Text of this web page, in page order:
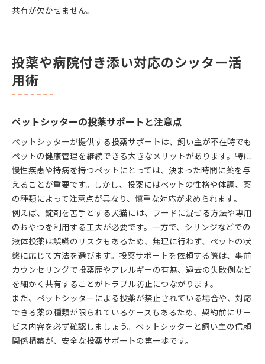
共有が欠かせません。
投薬や病院付き添い対応のシッター活
用術
ペットシッターの投薬サポートと注意点
ペットシッターが提供する投薬サポートは、飼い主が不在時でも
ペットの健康管理を継続できる大きなメリットがあります。特に
慢性疾患や持病を持つペットにとっては、決まった時間に薬を与
えることが重要です。しかし、投薬にはペットの性格や体調、薬
の種類によって注意点が異なり、慎重な対応が求められます。
例えば、錠剤を苦手とする犬猫には、フードに混ぜる方法や専用
のおやつを利用する工夫が必要です。一方で、シリンジなどでの
液体投薬は誤嚥のリスクもあるため、無理に行わず、ペットの状
態に応じて方法を選びます。投薬サポートを依頼する際は、事前
カウンセリングで投薬歴やアレルギーの有無、過去の失敗例など
を細かく共有することがトラブル防止につながります。
また、ペットシッターによる投薬が禁止されている場合や、対応
できる薬の種類が限られているケースもあるため、契約前にサー
ビス内容を必ず確認しましょう。ペットシッターと飼い主の信頼
関係構築が、安全な投薬サポートの第一歩です。